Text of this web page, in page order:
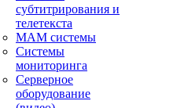
субтитрирования и
телетекста
MAM системы
Системы
мониторинга
Серверное
оборудование